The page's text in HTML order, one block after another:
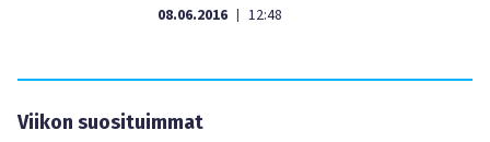
08.06.2016 | 12:48
Viikon suosituimmat